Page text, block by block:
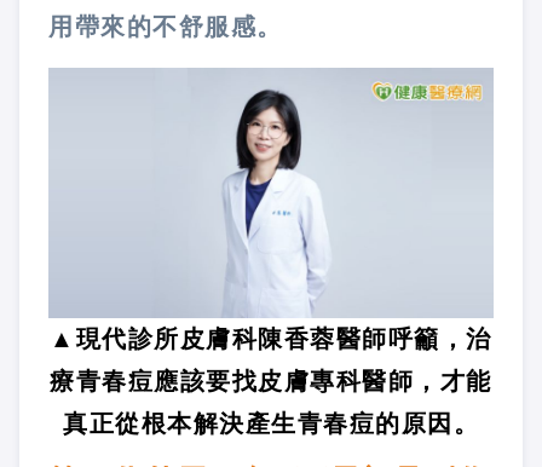
用帶來的不舒服感。
▲現代診所皮膚科陳香蓉醫師呼籲，治
療青春痘應該要找皮膚專科醫師，才能
真正從根本解決產生青春痘的原因。